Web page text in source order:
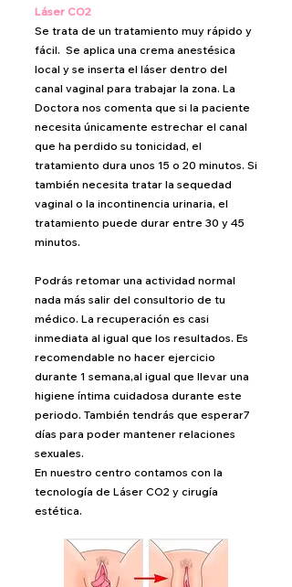
Láser CO2
Se trata de un tratamiento muy rápido y
fácil. Se aplica una crema anestésica
local y se inserta el láser dentro del
canal vaginal para trabajar la zona. La
Doctora nos comenta que si la paciente
necesita únicamente estrechar el canal
que ha perdido su tonicidad, el
tratamiento dura unos 15 o 20 minutos. Si
también necesita tratar la sequedad
vaginal o la incontinencia urinaria, el
tratamiento puede durar entre 30 y 45
minutos.
Podrás retomar una actividad normal
nada más salir del consultorio de tu
médico. La recuperación es casi
inmediata al igual que los resultados. Es
recomendable no hacer ejercicio
durante 1 semana,al igual que llevar una
higiene íntima cuidadosa durante este
periodo. También tendrás que esperar7
días para poder mantener relaciones
sexuales.
En nuestro centro contamos con la
tecnología de Láser CO2 y cirugía
estética.